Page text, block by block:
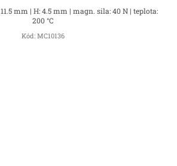
mm | H: 4.5 mm | magn. sila: 40 N | teplota:
200 °C
Kód: MC10136